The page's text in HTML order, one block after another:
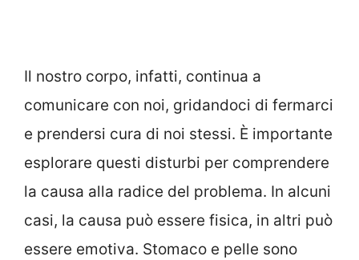
Il nostro corpo, infatti, continua a
comunicare con noi, gridandoci di fermarci
e prendersi cura di noi stessi. È importante
esplorare questi disturbi per comprendere
la causa alla radice del problema. In alcuni
casi, la causa può essere fisica, in altri può
essere emotiva. Stomaco e pelle sono